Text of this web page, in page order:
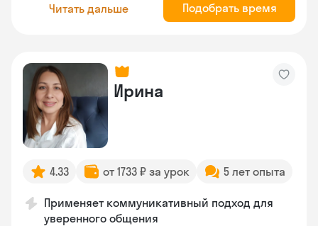
Читать дальше Подобрать время
Ирина
4.33 от 1733 ₽ за урок 5 лет опыта
Применяет коммуникативный подход для
уверенного общения